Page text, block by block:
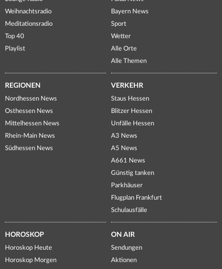
Weihnachtsradio
Meditationsradio
Top 40
Playlist
Bayern News
Sport
Wetter
Alle Orte
Alle Themen
REGIONEN
Nordhessen News
Osthessen News
Mittelhessen News
Rhein-Main News
Südhessen News
VERKEHR
Staus Hessen
Blitzer Hessen
Unfälle Hessen
A3 News
A5 News
A661 News
Günstig tanken
Parkhäuser
Flugplan Frankfurt
Schulausfälle
HOROSKOP
Horoskop Heute
Horoskop Morgen
ON AIR
Sendungen
Aktionen